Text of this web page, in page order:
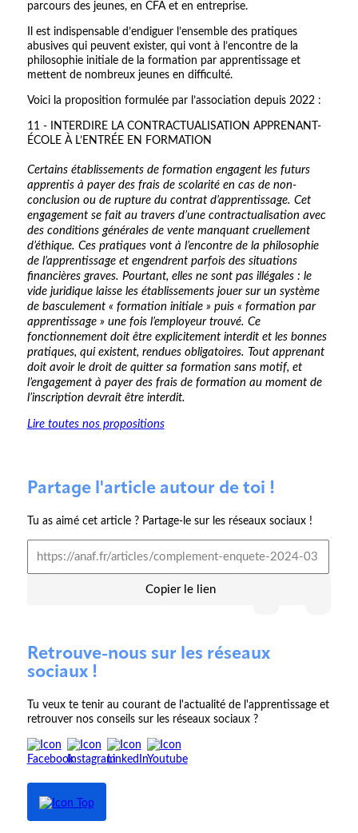
parcours des jeunes, en CFA et en entreprise.
Il est indispensable d’endiguer l’ensemble des pratiques
abusives qui peuvent exister, qui vont à l’encontre de la
philosophie initiale de la formation par apprentissage et
mettent de nombreux jeunes en difficulté.
Voici la proposition formulée par l’association depuis 2022 :
11 - INTERDIRE LA CONTRACTUALISATION APPRENANT-
ÉCOLE À L’ENTRÉE EN FORMATION
Certains établissements de formation engagent les futurs
apprentis à payer des frais de scolarité en cas de non-
conclusion ou de rupture du contrat d’apprentissage. Cet
engagement se fait au travers d’une contractualisation avec
des conditions générales de vente manquant cruellement
d’éthique. Ces pratiques vont à l’encontre de la philosophie
de l’apprentissage et engendrent parfois des situations
financières graves. Pourtant, elles ne sont pas illégales : le
vide juridique laisse les établissements jouer sur un système
de basculement « formation initiale » puis « formation par
apprentissage » une fois l’employeur trouvé. Ce
fonctionnement doit être explicitement interdit et les bonnes
pratiques, qui existent, rendues obligatoires. Tout apprenant
doit avoir le droit de quitter sa formation sans motif, et
l’engagement à payer des frais de formation au moment de
l’inscription devrait être interdit.
Lire toutes nos propositions
Partage l'article autour de toi !
Tu as aimé cet article ? Partage-le sur les réseaux sociaux !
Copier le lien
Retrouve-nous sur les réseaux
sociaux !
Tu veux te tenir au courant de l'actualité de l'apprentissage et
retrouver nos conseils sur les réseaux sociaux ?